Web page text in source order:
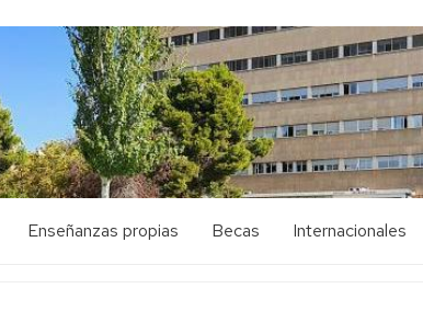
Enseñanzas propias Becas Internacionales